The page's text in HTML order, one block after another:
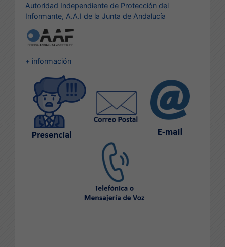
Autoridad Independiente de Protección del
Informante, A.A.I de la Junta de Andalucía
+ información